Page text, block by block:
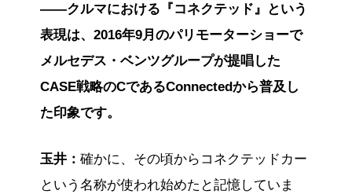
――クルマにおける『コネクテッド』という
表現は、2016年9月のパリモーターショーで
メルセデス・ベンツグループが提唱した
CASE戦略のCであるConnectedから普及し
た印象です。
玉井： 確かに、その頃からコネクテッドカー
という名称が使われ始めたと記憶していま